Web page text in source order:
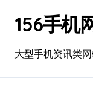
156手机
大型手机资讯类